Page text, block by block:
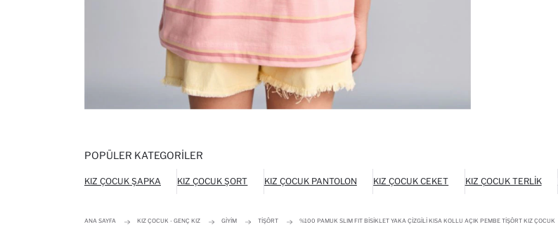
POPÜLER KATEGORILER
KIZ ÇOCUK ŞAPKA KIZ ÇOCUK ŞORT KIZ ÇOCUK PANTOLON KIZ ÇOCUK CEKET KIZ ÇOCUK TERLIK
ANA SAYFA KIZ ÇOCUK - GENÇ KIZ GIYIM TIŞÖRT %100 PAMUK SLIM FIT BISIKLET YAKA ÇIZGILI KISA KOLLU AÇIK PEMBE TIŞÖRT KIZ ÇOCUK